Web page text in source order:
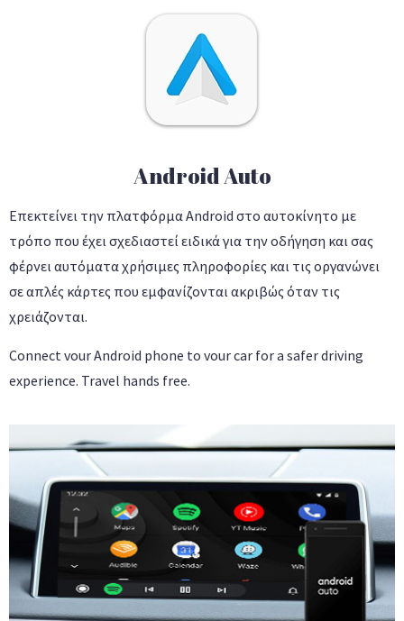
Android Auto
Επεκτείνει την πλατφόρμα Android στο αυτοκίνητο με
τρόπο που έχει σχεδιαστεί ειδικά για την οδήγηση και σας
φέρνει αυτόματα χρήσιμες πληροφορίες και τις οργανώνει
σε απλές κάρτες που εμφανίζονται ακριβώς όταν τις
χρειάζονται.
Connect vour Android phone to vour car for a safer driving
experience. Travel hands free.